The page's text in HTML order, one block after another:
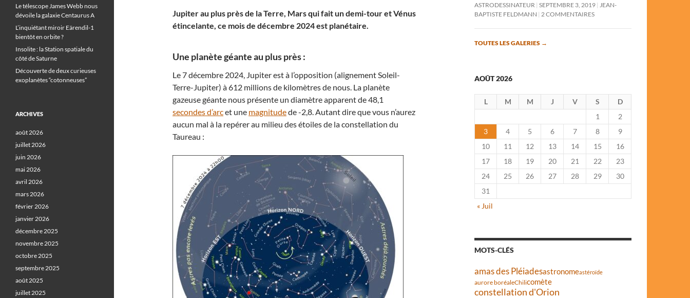
Jupiter au plus près de la Terre, Mars qui fait un demi-tour et Vénus
étincelante, ce mois de décembre 2024 est planétaire.
Une planète géante au plus près :
Le 7 décembre 2024, Jupiter est à l’opposition (alignement Soleil-
Terre-Jupiter) à 612 millions de kilomètres de nous. La planète
gazeuse géante nous présente un diamètre apparent de 48,1
secondes d’arcet une magnitudede -2,8. Autant dire que vous n’aurez
aucun mal à la repérer au milieu des étoiles de la constellation du
Taureau :
ASTRODESSINATEUR SEPTEMBRE 3, 2019
JEAN-
BAPTISTE FELDMANN
2 COMMENTAIRES
TOUTES LES GALERIES →
AOÛT 2026
L M M J V S
D
1
2
3
4 5 6 7 8
9
10
11 12 13 14 15
16
17
18 19 20 21 22
23
24
25 26 27 28 29
30
31
« Juil
MOTS-CLÉS
amas des Pléiadesastronomeastéroïde
aurore boréaleChilicomète
constellation d'Orion
Le télescope James Webb nous
dévoile la galaxie Centaurus A
L’inquiétant miroir Eärendil-1
bientôt en orbite ?
Insolite : la Station spatiale du
côté de Saturne
Découverte de deux curieuses
exoplanètes “cotonneuses”
ARCHIVES
août 2026
juillet 2026
juin 2026
mai 2026
avril 2026
mars 2026
février 2026
janvier 2026
décembre 2025
novembre 2025
octobre 2025
septembre 2025
août 2025
juillet 2025